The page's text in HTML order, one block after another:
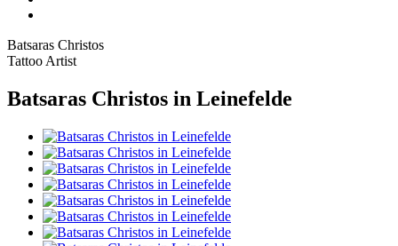
Batsaras Christos
Tattoo Artist
Batsaras Christos in Leinefelde